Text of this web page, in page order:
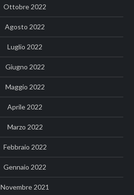
Ottobre 2022
Agosto 2022
Luglio 2022
Giugno 2022
Maggio 2022
Aprile 2022
Marzo 2022
Febbraio 2022
Gennaio 2022
Novembre 2021